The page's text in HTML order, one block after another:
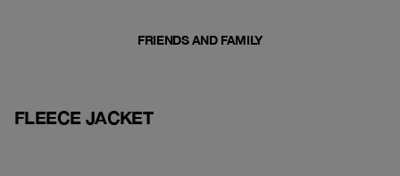
FRIENDS AND FAMILY
FLEECE JACKET